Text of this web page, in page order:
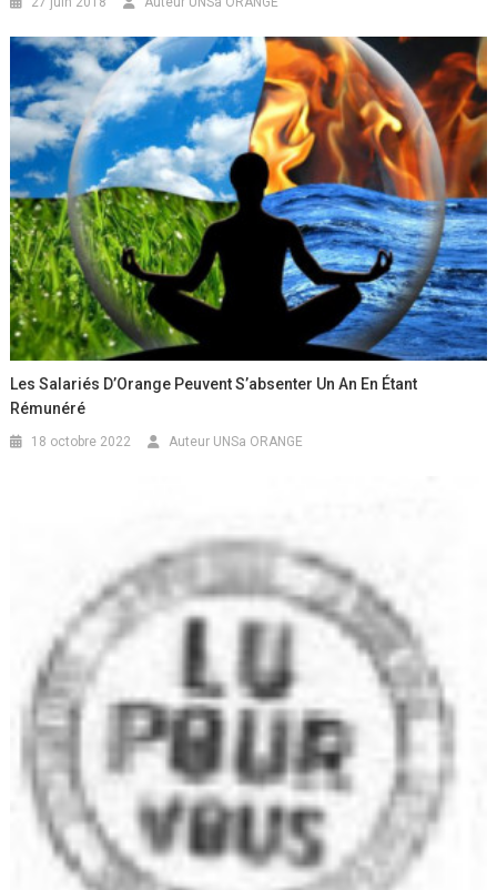
Les Salariés D’Orange Peuvent S’absenter Un An En Étant
Rémunéré
18 octobre 2022 Auteur UNSa ORANGE